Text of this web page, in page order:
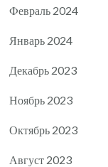
Февраль 2024
Январь 2024
Декабрь 2023
Ноябрь 2023
Октябрь 2023
Август 2023